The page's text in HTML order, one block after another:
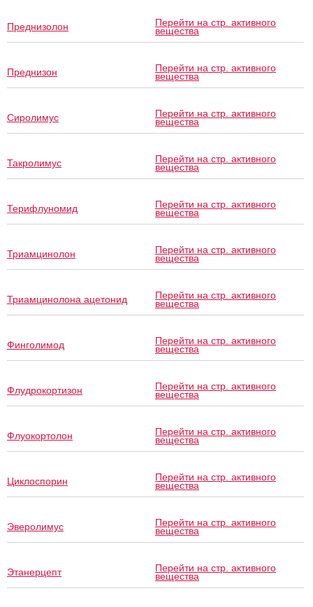
Преднизолон Перейти на стр. активного
вещества
Преднизон Перейти на стр. активного
вещества
Сиролимус Перейти на стр. активного
вещества
Такролимус Перейти на стр. активного
вещества
Терифлуномид Перейти на стр. активного
вещества
Триамцинолон Перейти на стр. активного
вещества
Триамцинолона ацетонид Перейти на стр. активного
вещества
Финголимод Перейти на стр. активного
вещества
Флудрокортизон Перейти на стр. активного
вещества
Флуокортолон Перейти на стр. активного
вещества
Циклоспорин Перейти на стр. активного
вещества
Эверолимус Перейти на стр. активного
вещества
Этанерцепт Перейти на стр. активного
вещества